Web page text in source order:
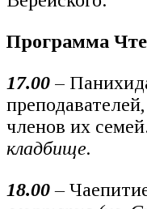
Программа
17.00 –
членов их
кладбище.
18.00–